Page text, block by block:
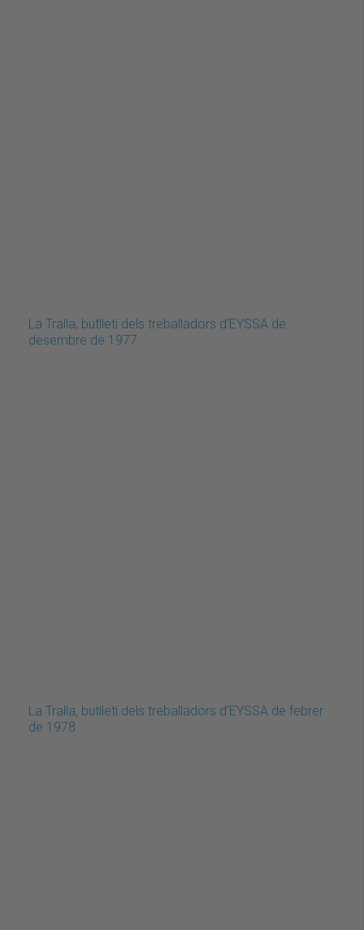
La Tralla, butlletí dels treballadors d’EYSSA de
desembre de 1977
La Tralla, butlletí dels treballadors d’EYSSA de febrer
de 1978